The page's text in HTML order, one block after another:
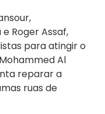
Roger Assaf,
para atingir o
Al
reparar a
ruas de